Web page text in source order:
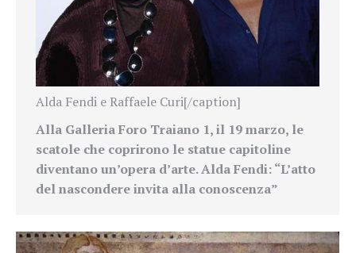
Alda Fendi e Raffaele Curi[/caption]
Alla Galleria Foro Traiano 1, il 19 marzo, le
scatole che coprirono le statue capitoline
diventano un’opera d’arte. Alda Fendi: “L’atto
del nascondere invita alla conoscenza”